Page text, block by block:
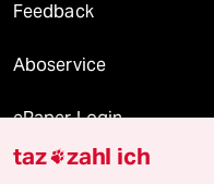
Feedback
Aboservice
ePaper Login
Downloads für
taz zahl ich